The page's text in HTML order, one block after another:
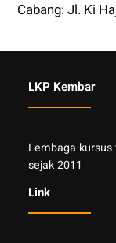
Cabang: Jl. Ki
LKP Kembar
Lembaga
sejak 2011
Link